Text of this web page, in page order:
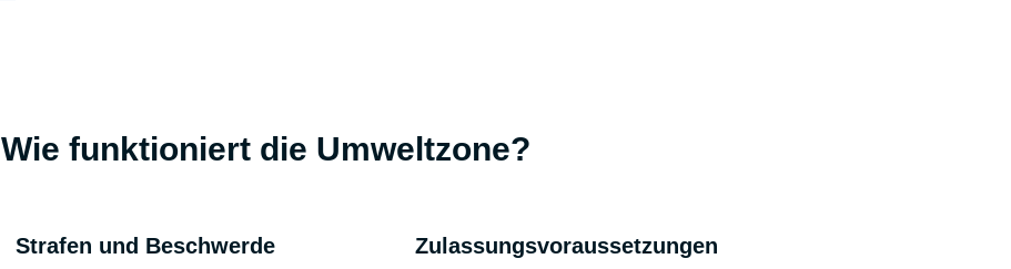
Wie funktioniert die Umweltzone?
Strafen und Beschwerde Zulassungsvoraussetzungen